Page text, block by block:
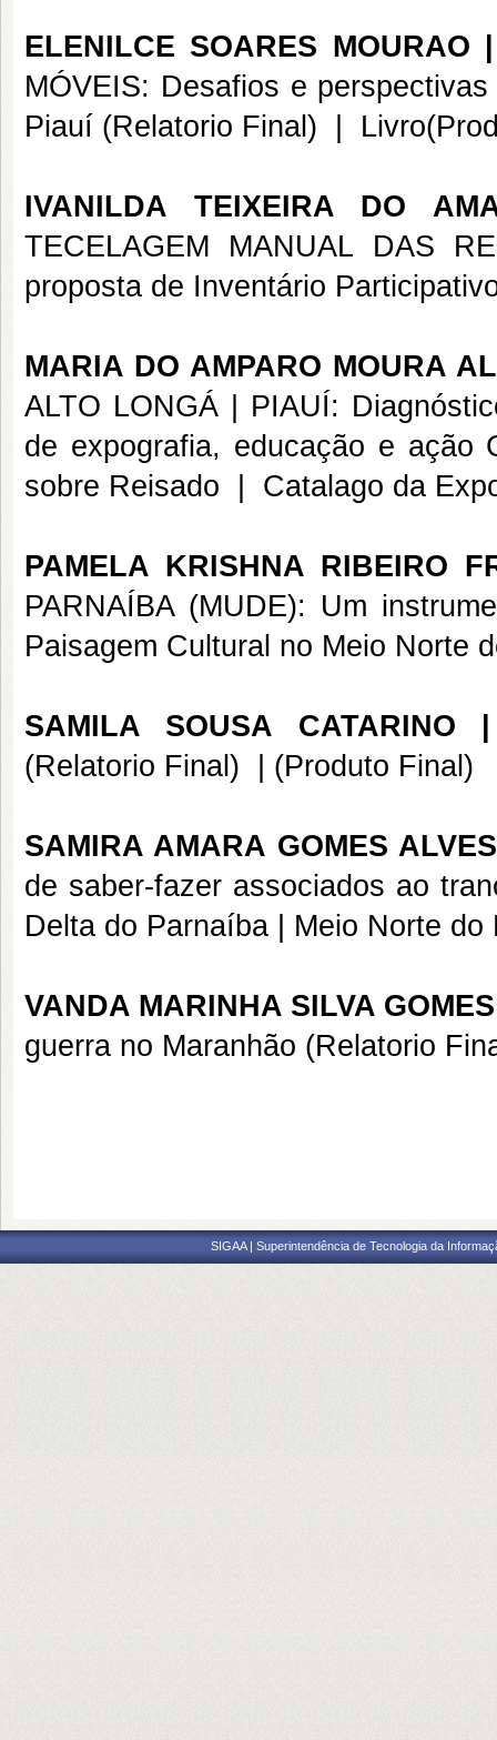
ELENILCE SOARES MOURAO |
MÓVEIS: Desafios e
Piauí (Relatorio Final)
IVANILDA TEIXEIRA DO
TECELAGEM MANUAL DAS
proposta de Inventário
MARIA DO AMPARO MOURA
ALTO LONGÁ | PIAUÍ:
de expografia, educação e ação
sobre Reisado
Catalago da
PAMELA KRISHNA RIBEIRO
PARNAÍBA (MUDE): Um
Paisagem Cultural no Meio Norte
SAMILA SOUSA CATARINO |
(Relatorio Final)
(Produto Final)
SAMIRA AMARA GOMES
de saber-fazer associados ao
Delta do Parnaíba | Meio Norte
VANDA MARINHA SILVA
guerra no Maranhão (Relatorio
SIGAA | Superintendência de Tecnologia da